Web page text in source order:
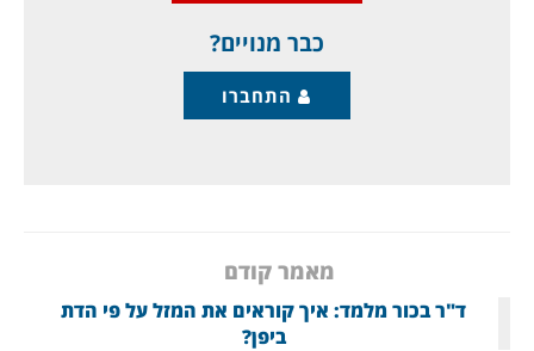
כבר מנויים?
התחברו
מאמר קודם
ד"ר בכור מלמד: איך קוראים את המזל על פי הדת
ביפן?